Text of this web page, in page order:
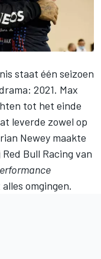
staat één seizoen
2021. Max
tot het einde
leverde zowel op
Newey maakte
Red Bull Racing van
omgingen.